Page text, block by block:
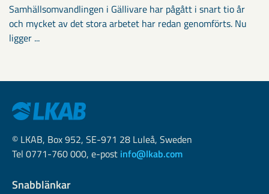
Samhällsomvandlingen i Gällivare har pågått i snart tio år
och mycket av det stora arbetet har redan genomförts. Nu
ligger ...
© LKAB, Box 952, SE-971 28 Luleå, Sweden
Tel 0771-760 000, e-post info@lkab.com
Snabblänkar